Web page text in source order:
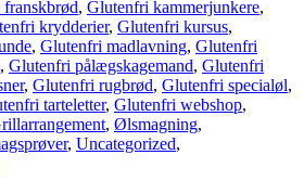
, Glutenfri kammerjunkere,
krydderier, Glutenfri kursus,
, Glutenfri madlavning, Glutenfri
, Glutenfri pålægskagemand, Glutenfri
, Glutenfri rugbrød, Glutenfri specialøl,
tarteletter, Glutenfri webshop,
, Ølsmagning,
, Uncategorized,